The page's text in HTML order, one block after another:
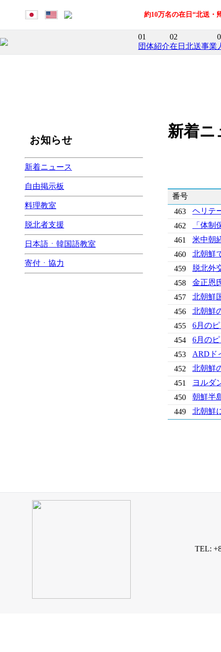
約10万名の在日“北送・
01
団体紹介
02
在日北送事業
お知らせ
新着ニュース
自由掲示板
料理教室
脱北者支援
日本語ㆍ韓国語教室
寄付ㆍ協力
新着ニ
番号
463
ヘリテ
462
「体
461
米中朝
460
北朝鮮
459
脱北外
458
金正恩
457
北朝鮮
456
北朝鮮
455
6月の
454
6月の
453
ARDド
452
北朝鮮
451
ヨルダ
450
朝鮮半
449
北朝鮮
TEL: